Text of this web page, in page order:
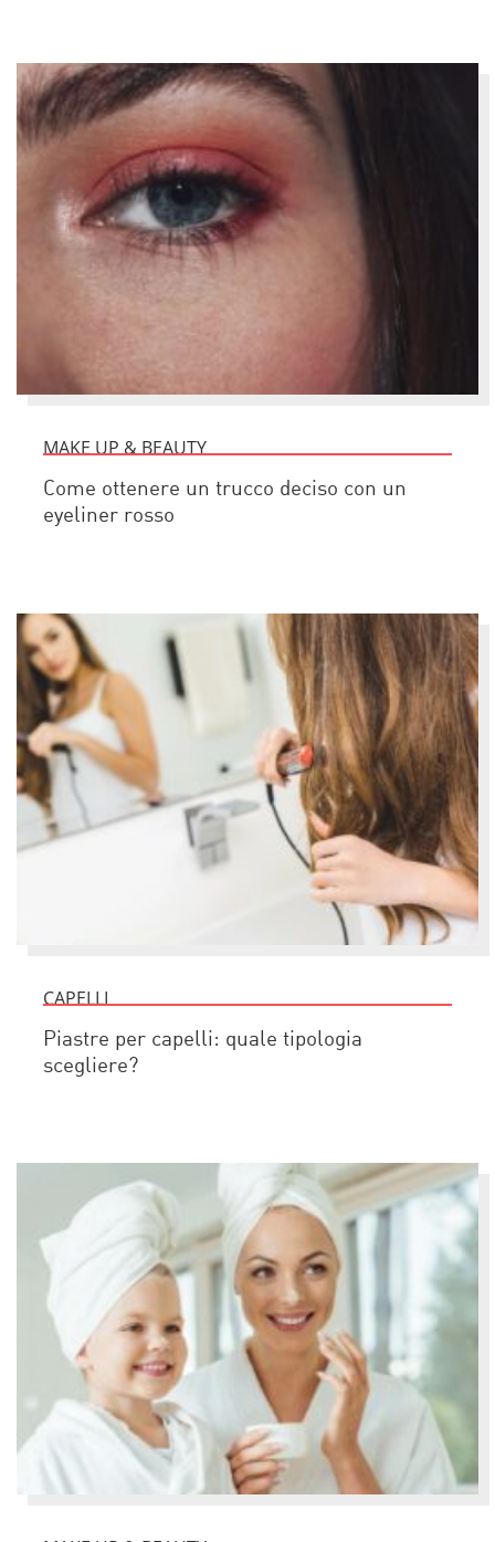
MAKE UP & BEAUTY
Come ottenere un trucco deciso con un
eyeliner rosso
CAPELLI
Piastre per capelli: quale tipologia
scegliere?